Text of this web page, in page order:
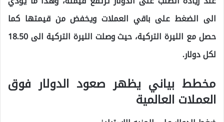
الى الضغط على باقي العملات ويخفض من قيمتها كما
حصل مع الليرة التركية، حيث وصلت الليرة التركية الى 18.50
لكل دولار.
مخطط بياني يظهر صعود الدولار فوق
العملات العالمية